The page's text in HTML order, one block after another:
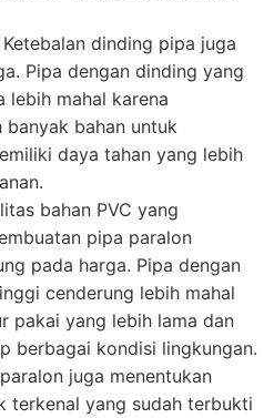
Ketebalan dinding pipa juga
Pipa dengan dinding yang
lebih mahal karena
banyak bahan untuk
daya tahan yang lebih
bahan PVC yang
pipa paralon
pada harga. Pipa dengan
cenderung lebih mahal
pakai yang lebih lama dan
berbagai kondisi lingkungan.
juga menentukan
terkenal yang sudah terbukti